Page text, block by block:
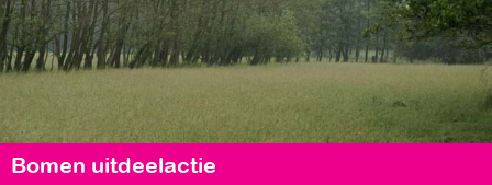
Bomen uitdeelactie